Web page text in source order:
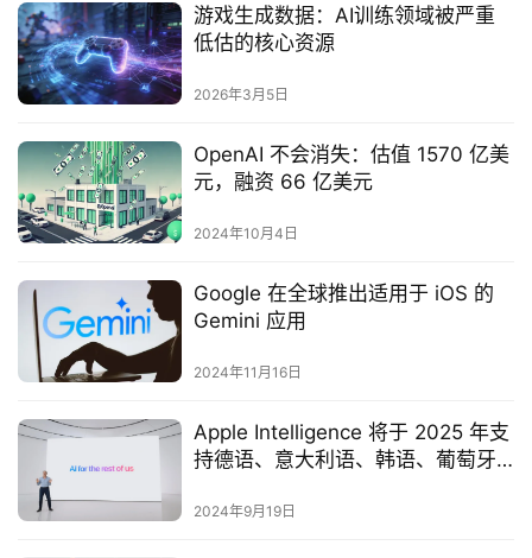
游戏生成数据：AI训练领域被严重
低估的核心资源
2026年3月5日
OpenAI 不会消失：估值 1570 亿美
元，融资 66 亿美元
2024年10月4日
Google 在全球推出适用于 iOS 的
Gemini 应用
2024年11月16日
Apple Intelligence 将于 2025 年支
持德语、意大利语、韩语、葡萄牙
2024年9月19日